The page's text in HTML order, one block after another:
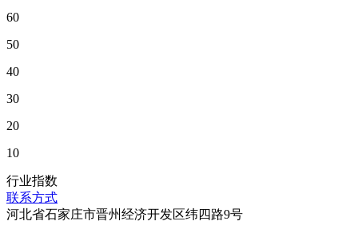
60
50
40
30
20
10
行业指数
联系方式
河北省石家庄市晋州经济开发区纬四路9号